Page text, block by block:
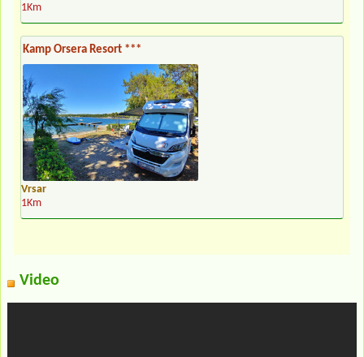
1Km
Kamp Orsera Resort ***
Vrsar
1Km
Video